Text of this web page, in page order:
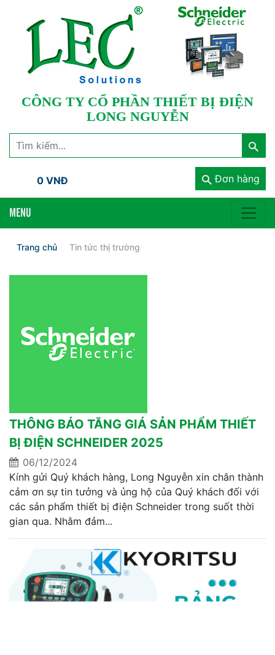
CÔNG TY CỔ PHẦN THIẾT BỊ ĐIỆN
LONG NGUYỄN
0 VNĐ Đơn hàng
MENU
Trang chủ Tin tức thị trường
THÔNG BÁO TĂNG GIÁ SẢN PHẨM THIẾT
BỊ ĐIỆN SCHNEIDER 2025
06/12/2024
Kính gửi Quý khách hàng, Long Nguyễn xin chân thành
cảm ơn sự tin tưởng và ủng hộ của Quý khách đối với
các sản phẩm thiết bị điện Schneider trong suốt thời
gian qua. Nhằm đảm...